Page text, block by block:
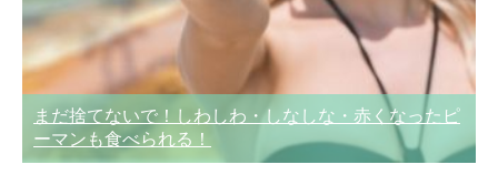
まだ捨てないで！しわしわ・しなしな・赤くなったピ
ーマンも食べられる！